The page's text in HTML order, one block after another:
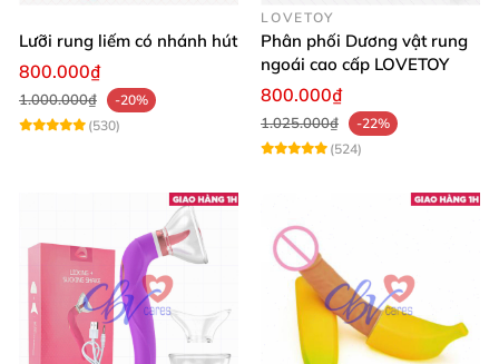
Lưỡi rung liếm có nhánh hút
800.000₫
1.000.000₫
-20%
(530)
LOVETOY
Phân phối Dương vật rung
ngoái cao cấp LOVETOY
800.000₫
1.025.000₫
-22%
(524)